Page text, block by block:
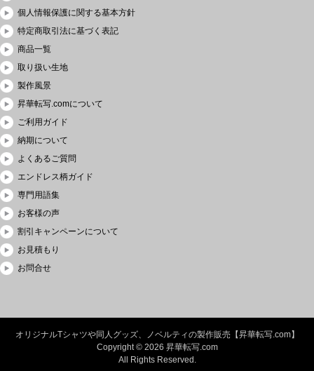
個人情報保護に関する基本方針
特定商取引法に基づく表記
商品一覧
取り扱い生地
製作風景
昇華転写.comについて
ご利用ガイド
納期について
よくあるご質問
エンドレス柄ガイド
専門用語集
お客様の声
割引キャンペーンについて
お見積もり
お問合せ
オリジナルTシャツや同人グッズ、ノベルティの製作販売【昇華転写.com】
Copyright © 2026 昇華転写.com
All Rights Reserved.